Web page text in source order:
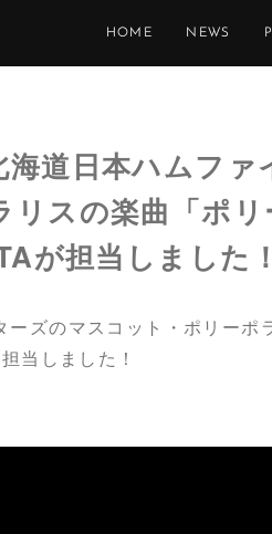
HOME NEWS
海道日本ハムフ
リスの楽曲「ポ
が担当しました！
ーズのマスコット・ポリーポ
当しました！